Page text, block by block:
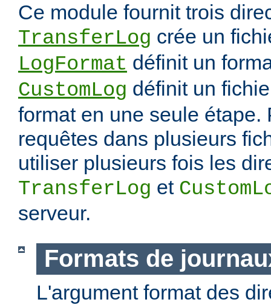
Ce module fournit trois
TransferLog crée un
LogFormat définit un
CustomLog définit un
format en une seule étape.
requêtes dans plusieurs
utiliser plusieurs fois les
TransferLog et
serveur.
Formats de
L'argument format des